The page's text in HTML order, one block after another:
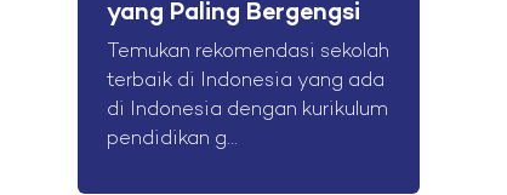
yang Paling Bergengsi
Temukan rekomendasi sekolah
terbaik di Indonesia yang ada
di Indonesia dengan kurikulum
pendidikan g...